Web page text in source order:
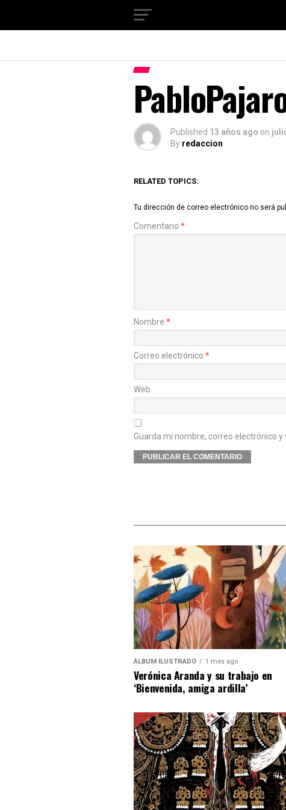
Published 13 años ago on
By redaccion
RELATED TOPICS:
Tu dirección de correo electrónico no será
Comentario *
Nombre *
Correo electrónico *
Web
Guarda mi nombre, correo electrónico
ÁLBUM ILUSTRADO 1 mes ago
Verónica Aranda y su trabajo en
‘Bienvenida, amiga ardilla’